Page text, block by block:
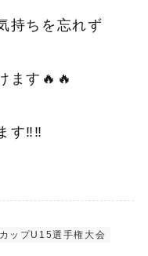
持ちを忘れず
ます🔥🔥
す‼️‼️
ップU15選手権大会